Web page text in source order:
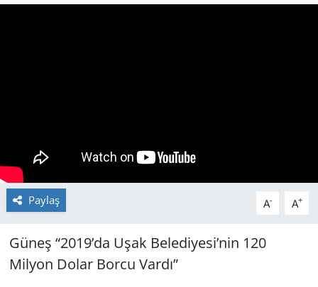
Paylaş A- A+
Güneş “2019’da Uşak Belediyesi’nin 120
Milyon Dolar Borcu Vardı”